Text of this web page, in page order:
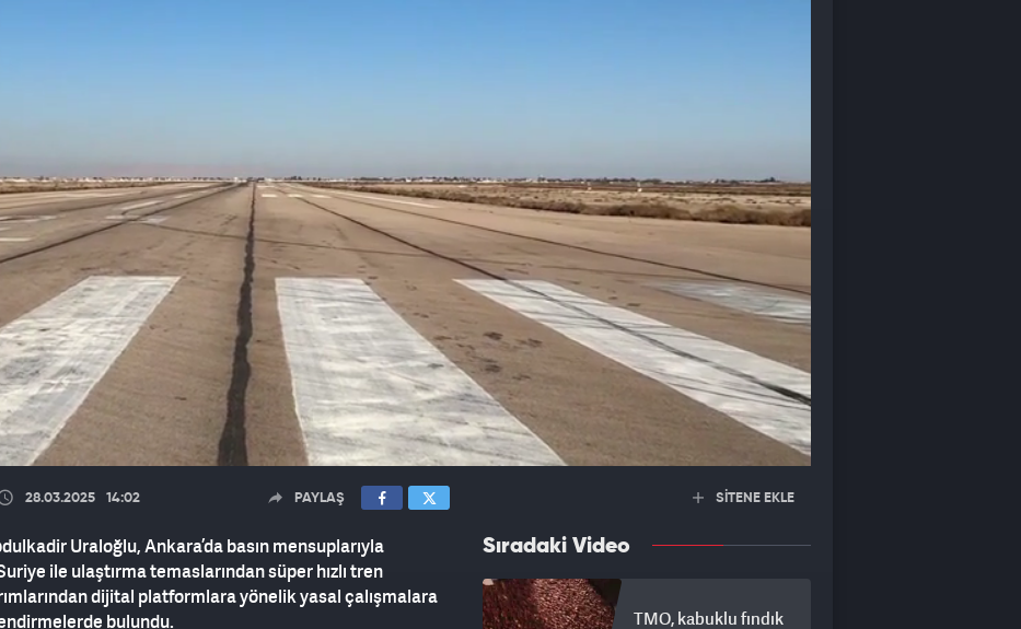
28.03.2025 14:02 PAYLAŞ
Uraloğlu, Ankara’da basın mensuplarıyla
ile ulaştırma temaslarından süper hızlı tren
dijital platformlara yönelik yasal çalışmalara
bulundu.
SİTENE EKLE
Sıradaki Video
TMO, kabuklu fındık